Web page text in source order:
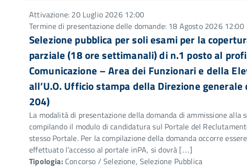
Attivazione: 20 Luglio 2026 12:00
Termine di presentazione delle domande: 18 Agosto 2026 12:00
Selezione pubblica per soli esami per la
parziale (18 ore settimanali) di n.1 posto al
Comunicazione – Area dei Funzionari e della
all’U.O. Ufficio stampa della Direzione
204)
La modalità di presentazione della domanda di ammissione
compilando il modulo di candidatura sul Portale del
stesso Portale. Per la compilazione della domanda occorre
effettuato l’accesso al portale inPA, si dovrà […]
Tipologia:Concorso / Selezione, Selezione Pubblica